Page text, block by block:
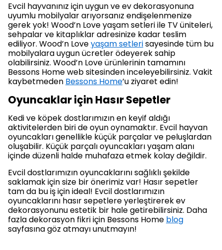
Evcil hayvanınız için uygun ve ev dekorasyonuna
uyumlu mobilyalar arıyorsanız endişelenmenize
gerek yok! Wood’n Love yaşam setleri ile TV üniteleri,
sehpalar ve kitaplıklar adresinize kadar teslim
ediliyor. Wood’n Loveyaşam setlerisayesinde tüm bu
mobilyalara uygun ücretler ödeyerek sahip
olabilirsiniz. Wood’n Love ürünlerinin tamamını
Bessons Home web sitesinden inceleyebilirsiniz. Vakit
kaybetmeden Bessons Home’u ziyaret edin!
Oyuncaklar için Hasır Sepetler
Kedi ve köpek dostlarımızın en keyif aldığı
aktivitelerden biri de oyun oynamaktır. Evcil hayvan
oyuncakları genellikle küçük parçalar ve peluşlardan
oluşabilir. Küçük parçalı oyuncakları yaşam alanı
içinde düzenli halde muhafaza etmek kolay değildir.
Evcil dostlarımızın oyuncaklarını sağlıklı şekilde
saklamak için size bir önerimiz var! Hasır sepetler
tam da bu iş için ideal! Evcil dostlarımızın
oyuncaklarını hasır sepetlere yerleştirerek ev
dekorasyonunu estetik bir hale getirebilirsiniz. Daha
fazla dekorasyon fikri için Bessons Home blog
sayfasına göz atmayı unutmayın!